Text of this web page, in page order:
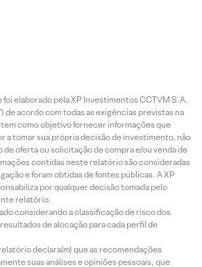
elaborado pela XP Investimentos CCTVM S.A.
de acordo com todas as exigências previstas na
como objetivo fornecer informações que
a tomar sua própria decisão de investimento, não
oferta ou solicitação de compra e/ou venda de
contidas neste relatório são consideradas
e foram obtidas de fontes públicas. A XP
por qualquer decisão tomada pelo
relatório.
considerando a classificação de risco dos
de alocação para cada perfil de
declara(m) que as recomendações
suas análises e opiniões pessoais, que